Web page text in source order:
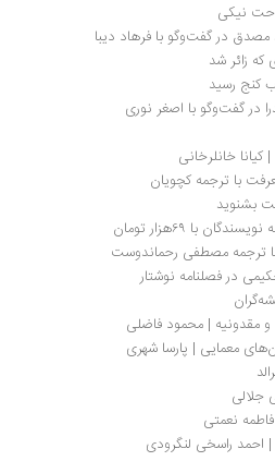
گفت‌وگو با فرهاد دیبا
شد
با اصغر نوری
کچویان
تومان
مصطفی رحماندوست
فصلنامه نوشتار
| محمود فاضلی
| پارسا شهری
لنگرودی